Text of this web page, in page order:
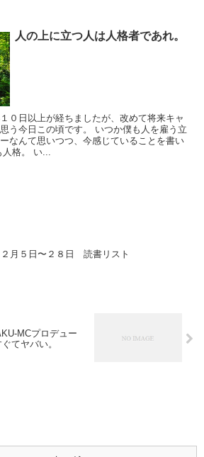
人の上に立つ人は人格者であれ。
０日以上が経ちましたが、改めて将来キャ
う今日この頃です。 いつか僕も人を雇う立
なんて思いつつ、今感じていることを書い
格。 い...
２月５日〜２８日 読書リスト
MCプロデュー
てヤバい。